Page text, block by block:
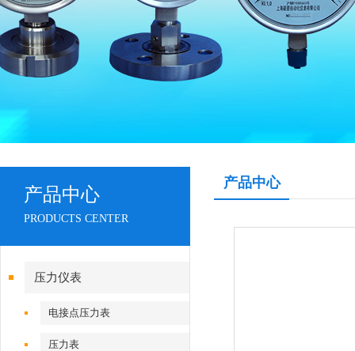
产品中心
PRODUCTS CENTER
压力仪表
电接点压力表
压力表
产品中心